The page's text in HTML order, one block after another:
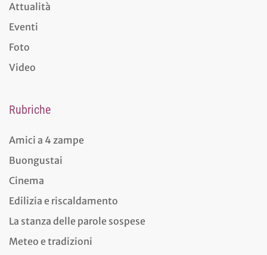
Attualità
Eventi
Foto
Video
Rubriche
Amici a 4 zampe
Buongustai
Cinema
Edilizia e riscaldamento
La stanza delle parole sospese
Meteo e tradizioni